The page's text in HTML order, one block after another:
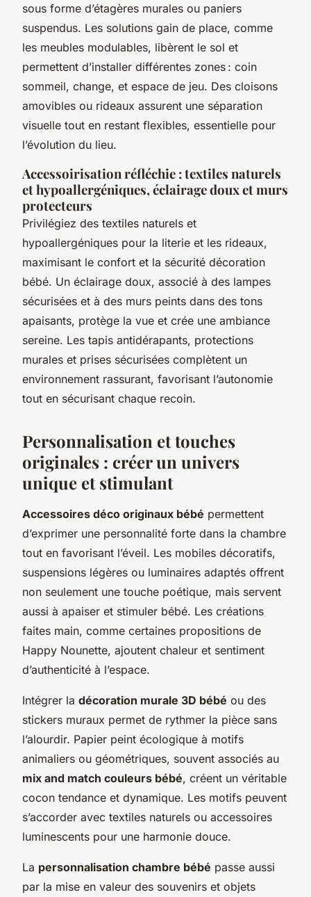
sous forme d’étagères murales ou paniers
suspendus. Les solutions gain de place, comme
les meubles modulables, libèrent le sol et
permettent d’installer différentes zones : coin
sommeil, change, et espace de jeu. Des cloisons
amovibles ou rideaux assurent une séparation
visuelle tout en restant flexibles, essentielle pour
l’évolution du lieu.
Accessoirisation réfléchie : textiles naturels
et hypoallergéniques, éclairage doux et murs
protecteurs
Privilégiez des textiles naturels et
hypoallergéniques pour la literie et les rideaux,
maximisant le confort et la sécurité décoration
bébé. Un éclairage doux, associé à des lampes
sécurisées et à des murs peints dans des tons
apaisants, protège la vue et crée une ambiance
sereine. Les tapis antidérapants, protections
murales et prises sécurisées complètent un
environnement rassurant, favorisant l’autonomie
tout en sécurisant chaque recoin.
Personnalisation et touches
originales : créer un univers
unique et stimulant
Accessoires déco originaux bébé permettent
d’exprimer une personnalité forte dans la chambre
tout en favorisant l’éveil. Les mobiles décoratifs,
suspensions légères ou luminaires adaptés offrent
non seulement une touche poétique, mais servent
aussi à apaiser et stimuler bébé. Les créations
faites main, comme certaines propositions de
Happy Nounette, ajoutent chaleur et sentiment
d’authenticité à l’espace.
Intégrer la décoration murale 3D bébé ou des
stickers muraux permet de rythmer la pièce sans
l’alourdir. Papier peint écologique à motifs
animaliers ou géométriques, souvent associés au
mix and match couleurs bébé, créent un véritable
cocon tendance et dynamique. Les motifs peuvent
s’accorder avec textiles naturels ou accessoires
luminescents pour une harmonie douce.
La personnalisation chambre bébé passe aussi
par la mise en valeur des souvenirs et objets